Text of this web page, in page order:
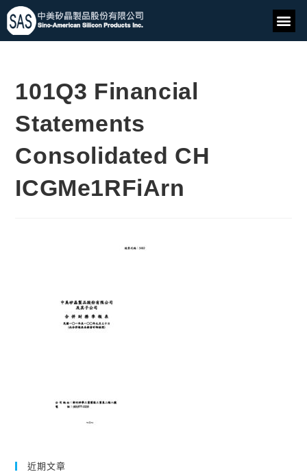
101Q3 Financial
Statements
Consolidated CH
ICGMe1RFiArn
近期文章